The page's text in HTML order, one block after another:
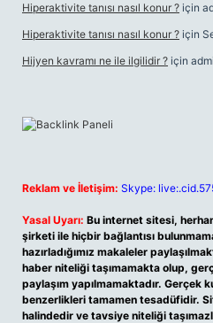
Hiperaktivite tanısı nasıl konur ? için
Hiperaktivite tanısı nasıl konur ? için
Hijyen kavramı ne ile ilgilidir ? için
Reklam ve İletişim: Skype:
Yasal Uyarı: Bu internet sitesi,
şirketi ile hiçbir bağlantısı
hazırladığımız makaleler
haber niteliği taşımamakta olup,
paylaşım yapılmamaktadır. Gerçek
benzerlikleri tamamen tesadüfidir.
halindedir ve tavsiye niteliği